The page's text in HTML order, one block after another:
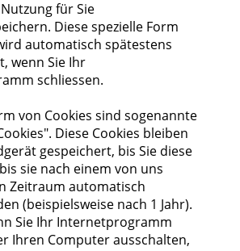
für Sie
Diese spezielle Form
automatisch spätestens
wenn Sie Ihr
schliessen.
von Cookies sind sogenannte
Diese Cookies bleiben
gespeichert, bis Sie diese
sie nach einem von uns
Zeitraum automatisch
(beispielsweise nach 1 Jahr).
Sie Ihr Internetprogramm
Ihren Computer ausschalten,